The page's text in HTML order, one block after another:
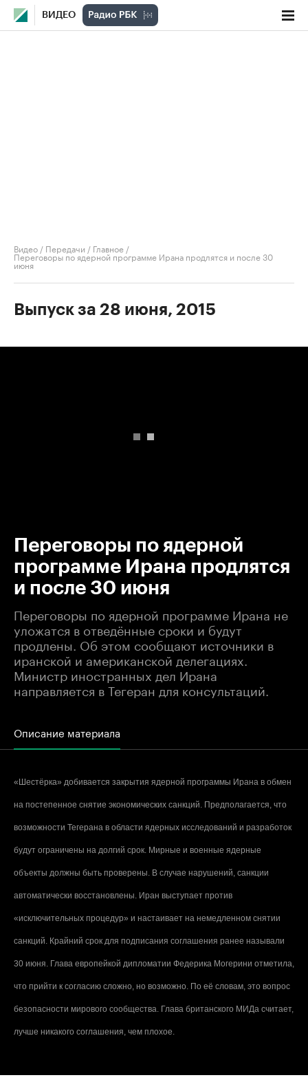
ВИДЕО
Видео / Передачи / Главное /
Переговоры по ядерной программе Ирана продлятся и после 30
июня
Выпуск за 28 июня, 2015
Переговоры по ядерной
программе Ирана продлятся
и после 30 июня
Переговоры по ядерной программе Ирана не
уложатся в отведённые сроки и будут
продлены. Об этом сообщают источники в
иранской и американской делегациях.
Министр иностранных дел Ирана
направляется в Тегеран для консультаций.
Описание материала
«Шестёрка» добивается закрытия ядерной программы Ирана в обмен
на постепенное снятие экономических санкций. Предполагается, что
возможности Тегерана в области ядерных исследований и разработок
будут ограничены на долгий срок. Мирные и военные ядерные
объекты должны быть проверены. В случае нарушений, санкции
автоматически восстановлены. Иран выступает против
«исключительных процедур» и настаивает на немедленном снятии
санкций. Крайний срок для подписания соглашения ранее называли
30 июня. Глава европейкой дипломатии Федерика Могерини отметила,
что прийти к согласию сложно, но возможно. По её словам, это вопрос
безопасности мирового сообщества. Глава британского МИДа считает,
лучше никакого соглашения, чем плохое.